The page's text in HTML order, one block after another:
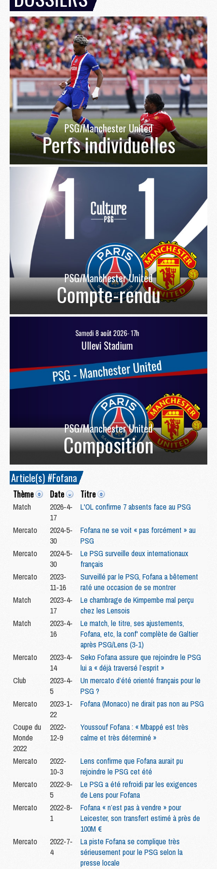
PSG/Manchester United
Perfs individuelles
PSG/Manchester United
Compte-rendu
PSG/Manchester United
Composition
Article(s) #Fofana
Thème Date Titre
Match
2026-4-
17
L'OL confirme 7 absents face au PSG
Mercato
2024-5-
30
Fofana ne se voit « pas forcément » au
PSG
Mercato
2024-5-
30
Le PSG surveille deux internationaux
français
Mercato
2023-
11-16
Surveillé par le PSG, Fofana a bêtement
raté une occasion de se montrer
Match
2023-4-
17
Le chambrage de Kimpembe mal perçu
chez les Lensois
Match
2023-4-
16
Le match, le titre, ses ajustements,
Fofana, etc, la conf' complète de Galtier
après PSG/Lens (3-1)
Mercato
2023-4-
14
Seko Fofana assure que rejoindre le PSG
lui a « déjà traversé l’esprit »
Club
2023-4-
5
Un mercato d’été orienté français pour le
PSG ?
Mercato
2023-1-
22
Fofana (Monaco) ne dirait pas non au PSG
Coupe du
Monde
2022
2022-
12-9
Youssouf Fofana : « Mbappé est très
calme et très déterminé »
Mercato
2022-
10-3
Lens confirme que Fofana aurait pu
rejoindre le PSG cet été
Mercato
2022-9-
5
Le PSG a été refroidi par les exigences
de Lens pour Fofana
Mercato
2022-8-
1
Fofana « n’est pas à vendre » pour
Leicester, son transfert estimé à près de
100M €
Mercato
2022-7-
4
La piste Fofana se complique très
sérieusement pour le PSG selon la
presse locale